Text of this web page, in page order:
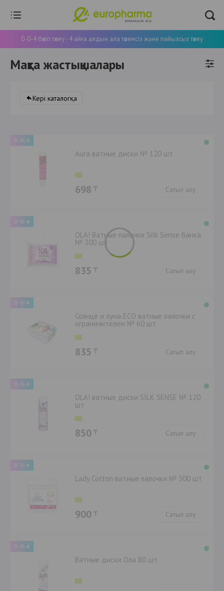
0-0-4 бөліп төлеу - 4 айға алдын ала төлемсіз және пайызсыз төлеу
Мақта жастықшалары
Кері каталогқа
0-0-4
Aura ватные диски № 120 шт
698 ₸ Сатып алу
0-0-4
OLA! Ватные палочки Silk Sense банка
№ 200 шт
835 ₸ Сатып алу
0-0-4
Солнце и луна ECO ватные палочки с
ограничителем № 60 шт
835 ₸ Сатып алу
0-0-4
OLA! ватные диски SILK SENSE № 120
шт
850 ₸ Сатып алу
0-0-4
Lady Cotton ватные палочки № 300 шт
900 ₸ Сатып алу
0-0-4
Ватные диски Ола 80 шт